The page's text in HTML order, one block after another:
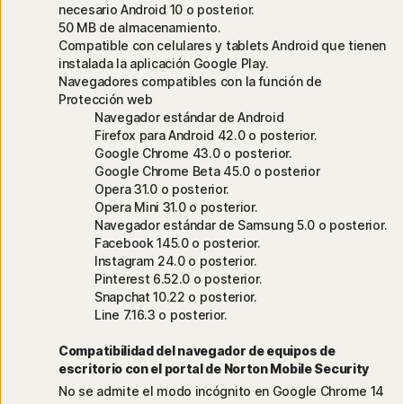
necesario Android 10 o posterior.
50 MB de almacenamiento.
Compatible con celulares y tablets Android que tienen
instalada la aplicación Google Play.
Navegadores compatibles con la función de
Protección web
Navegador estándar de Android
Firefox para Android 42.0 o posterior.
Google Chrome 43.0 o posterior.
Google Chrome Beta 45.0 o posterior
Opera 31.0 o posterior.
Opera Mini 31.0 o posterior.
Navegador estándar de Samsung 5.0 o posterior.
Facebook 145.0 o posterior.
Instagram 24.0 o posterior.
Pinterest 6.52.0 o posterior.
Snapchat 10.22 o posterior.
Line 7.16.3 o posterior.
Compatibilidad del navegador de equipos de
escritorio con el portal de Norton Mobile Security
No se admite el modo incógnito en Google Chrome 14